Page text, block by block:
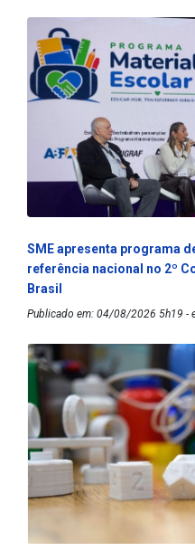
SME apresenta programa
referência nacional no 2º
Brasil
Publicado em: 04/08/2026 5h19 -